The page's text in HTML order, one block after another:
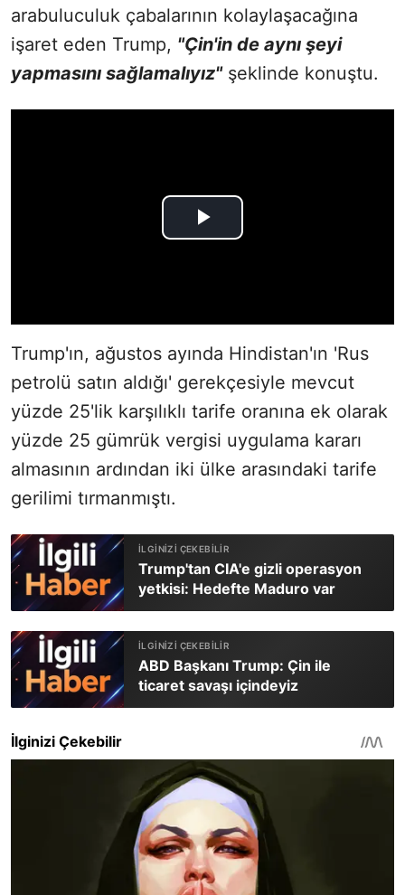
arabuluculuk çabalarının kolaylaşacağına
işaret eden Trump, "Çin'in de aynı şeyi
yapmasını sağlamalıyız"şeklinde konuştu.
Trump'ın, ağustos ayında Hindistan'ın 'Rus
petrolü satın aldığı' gerekçesiyle mevcut
yüzde 25'lik karşılıklı tarife oranına ek olarak
yüzde 25 gümrük vergisi uygulama kararı
almasının ardından iki ülke arasındaki tarife
gerilimi tırmanmıştı.
Trump'tan CIA'e gizli operasyon
yetkisi: Hedefte Maduro var
ABD Başkanı Trump: Çin ile
ticaret savaşı içindeyiz